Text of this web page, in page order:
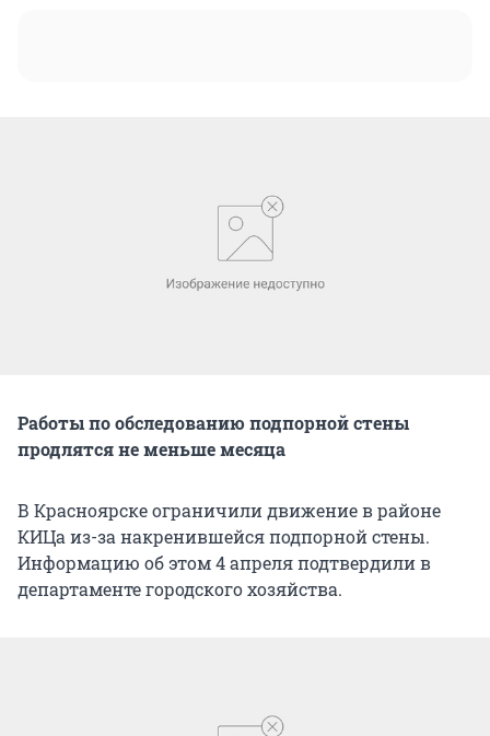
Работы по обследованию подпорной стены
продлятся не меньше месяца
В Красноярске ограничили движение в районе
КИЦа из-за накренившейся подпорной стены.
Информацию об этом 4 апреля подтвердили в
департаменте городского хозяйства.